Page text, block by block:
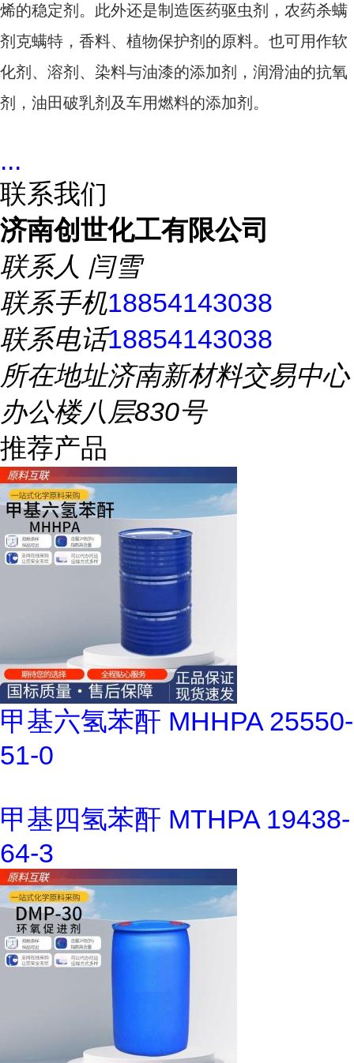
烯的稳定剂。此外还是制造医药驱虫剂，农药杀螨
剂克螨特，香料、植物保护剂的原料。也可用作软
化剂、溶剂、染料与油漆的添加剂，润滑油的抗氧
剂，油田破乳剂及车用燃料的添加剂。
...
联系我们
济南创世化工有限公司
联系人 闫雪
联系手机18854143038
联系电话18854143038
所在地址济南新材料交易中心
办公楼八层830号
推荐产品
甲基六氢苯酐 MHHPA 25550-
51-0
甲基四氢苯酐 MTHPA 19438-
64-3